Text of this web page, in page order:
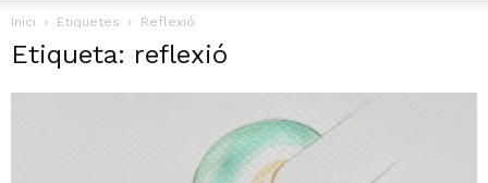
Inici Etiquetes Reflexió
Etiqueta: reflexió